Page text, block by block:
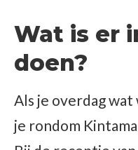
Wat is er
doen?
Als je overdag
je rondom